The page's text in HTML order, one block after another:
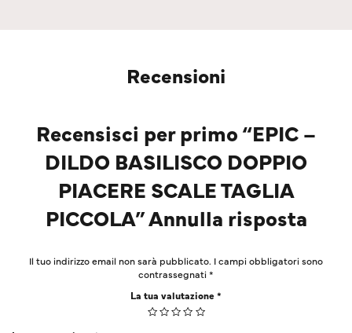
Recensioni
Recensisci per primo “EPIC –
DILDO BASILISCO DOPPIO
PIACERE SCALE TAGLIA
PICCOLA” Annulla risposta
Il tuo indirizzo email non sarà pubblicato. I campi obbligatori sono
contrassegnati*
La tua valutazione*